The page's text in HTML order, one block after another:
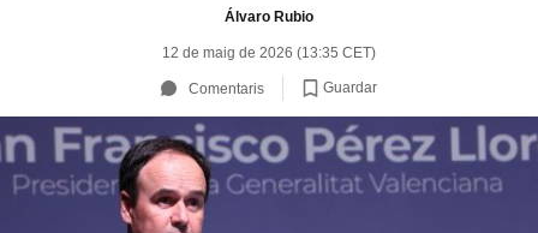
Álvaro Rubio
12 de maig de 2026 (13:35 CET)
Comentaris Guardar